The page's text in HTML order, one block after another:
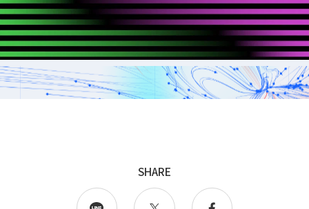
プロダクト / 技術
採用
WingArc BASEとは
SHARE